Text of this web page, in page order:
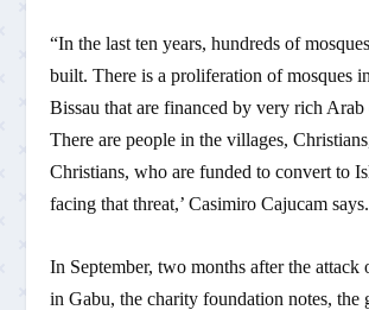
“In the last ten years, hundreds of
built. There is a proliferation of mosques
Bissau that are financed by very rich Arab
There are people in the villages,
Christians, who are funded to convert to
facing that threat,’ Casimiro Cajucam says.
In September, two months after the attack
in Gabu, the charity foundation notes, the